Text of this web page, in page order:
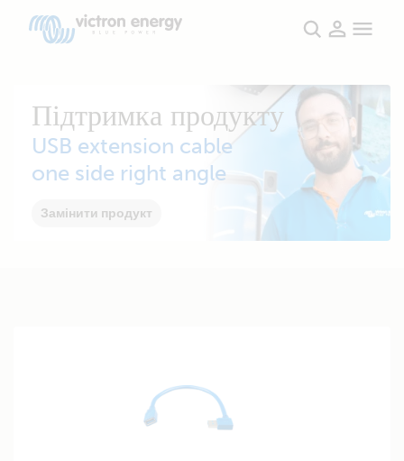
Підтримка продукту
USB extension cable
one side right angle
Замінити продукт